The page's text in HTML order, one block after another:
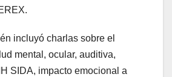
incluyó charlas sobre el
mental, ocular, auditiva,
SIDA, impacto emocional a